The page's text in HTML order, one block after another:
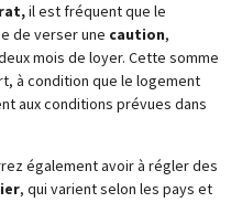
il est fréquent que le
de verser une caution,
mois de loyer. Cette somme
à condition que le logement
aux conditions prévues dans
également avoir à régler des
, qui varient selon les pays et